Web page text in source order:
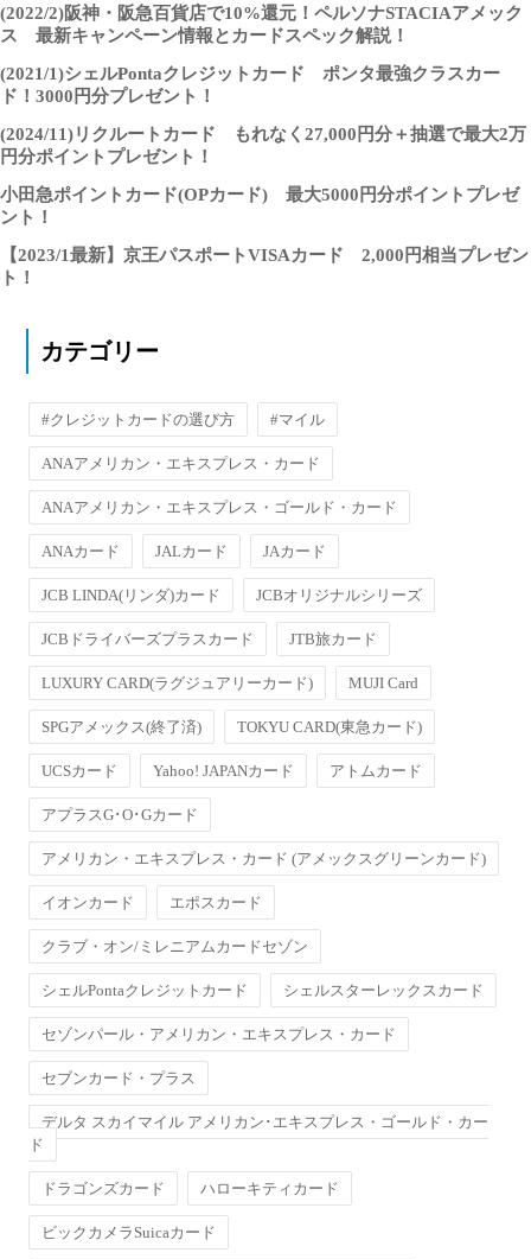
(2022/2)阪神・阪急百貨店で10%還元！ペルソナSTACIAアメック
ス 最新キャンペーン情報とカードスペック解説！
(2021/1)シェルPontaクレジットカード ポンタ最強クラスカー
ド！3000円分プレゼント！
(2024/11)リクルートカード もれなく27,000円分＋抽選で最大2万
円分ポイントプレゼント！
小田急ポイントカード(OPカード) 最大5000円分ポイントプレゼ
ント！
【2023/1最新】京王パスポートVISAカード 2,000円相当プレゼン
ト！
カテゴリー
#クレジットカードの選び方 #マイル
ANAアメリカン・エキスプレス・カード
ANAアメリカン・エキスプレス・ゴールド・カード
ANAカード JALカード JAカード
JCB LINDA(リンダ)カード JCBオリジナルシリーズ
JCBドライバーズプラスカード JTB旅カード
LUXURY CARD(ラグジュアリーカード) MUJI Card
SPGアメックス(終了済) TOKYU CARD(東急カード)
UCSカード Yahoo! JAPANカード アトムカード
アプラスG･O･Gカード
アメリカン・エキスプレス・カード (アメックスグリーンカード)
イオンカード エポスカード
クラブ・オン/ミレニアムカードセゾン
シェルPontaクレジットカード シェルスターレックスカード
セゾンパール・アメリカン・エキスプレス・カード
セブンカード・プラス
デルタ スカイマイル アメリカン･エキスプレス・ゴールド・カー
ド
ドラゴンズカード ハローキティカード
ビックカメラSuicaカード